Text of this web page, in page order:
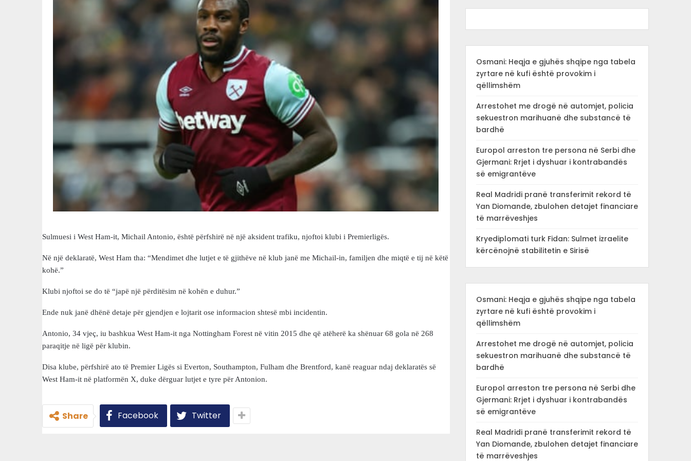
Sulmuesi i West Ham-it, Michail Antonio, është përfshirë në një aksident trafiku, njoftoi klubi i Premierligës.
Në një deklaratë, West Ham tha: “Mendimet dhe lutjet e të gjithëve në klub janë me Michail-in, familjen dhe miqtë e tij në këtë
kohë.”
Klubi njoftoi se do të “japë një përditësim në kohën e duhur.”
Ende nuk janë dhënë detaje për gjendjen e lojtarit ose informacion shtesë mbi incidentin.
Antonio, 34 vjeç, iu bashkua West Ham-it nga Nottingham Forest në vitin 2015 dhe që atëherë ka shënuar 68 gola në 268
paraqitje në ligë për klubin.
Disa klube, përfshirë ato të Premier Ligës si Everton, Southampton, Fulham dhe Brentford, kanë reaguar ndaj deklaratës së
West Ham-it në platformën X, duke dërguar lutjet e tyre për Antonion.
Share Facebook Twitter
Osmani: Heqja e gjuhës shqipe nga tabela
zyrtare në kufi është provokim i
qëllimshëm
Arrestohet me drogë në automjet, policia
sekuestron marihuanë dhe substancë të
bardhë
Europol arreston tre persona në Serbi dhe
Gjermani: Rrjet i dyshuar i kontrabandës
së emigrantëve
Real Madridi pranë transferimit rekord të
Yan Diomande, zbulohen detajet financiare
të marrëveshjes
Kryediplomati turk Fidan: Sulmet izraelite
kërcënojnë stabilitetin e Sirisë
Osmani: Heqja e gjuhës shqipe nga tabela
zyrtare në kufi është provokim i
qëllimshëm
Arrestohet me drogë në automjet, policia
sekuestron marihuanë dhe substancë të
bardhë
Europol arreston tre persona në Serbi dhe
Gjermani: Rrjet i dyshuar i kontrabandës
së emigrantëve
Real Madridi pranë transferimit rekord të
Yan Diomande, zbulohen detajet financiare
të marrëveshjes